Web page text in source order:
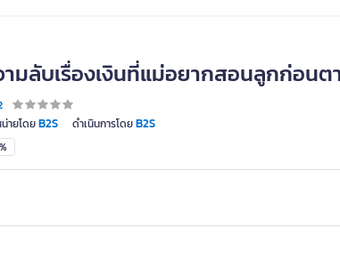
มลับเรื่องเงินที่แม่อยากสอนลูกก่อนต
ายโดยB2S ดำเนินการโดยB2S